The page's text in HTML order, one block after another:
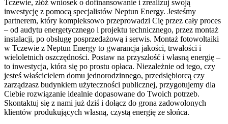
Tczewie, złóż wniosek o dofinansowanie i zrealizuj swoją
inwestycję z pomocą specjalistów Neptun Energy. Jesteśmy
partnerem, który kompleksowo przeprowadzi Cię przez cały proces
– od audytu energetycznego i projektu technicznego, przez montaż
instalacji, po obsługę posprzedażową i serwis. Montaż fotowoltaiki
w Tczewie z Neptun Energy to gwarancja jakości, trwałości i
wieloletnich oszczędności. Postaw na przyszłość i własną energię –
to inwestycja, która się po prostu opłaca. Niezależnie od tego, czy
jesteś właścicielem domu jednorodzinnego, przedsiębiorcą czy
zarządzasz budynkiem użyteczności publicznej, przygotujemy dla
Ciebie rozwiązanie idealnie dopasowane do Twoich potrzeb.
Skontaktuj się z nami już dziś i dołącz do grona zadowolonych
klientów produkujących własną, czystą energię ze słońca.